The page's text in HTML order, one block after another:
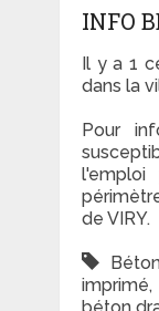
INFO
Il y a 1
dans la
Pour
l'emploi
de VIRY.